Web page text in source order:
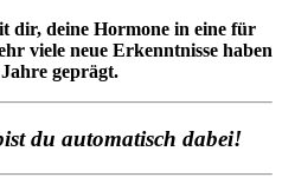
dir, deine Hormone in eine für
viele neue Erkenntnisse haben
geprägt.
du automatisch dabei!